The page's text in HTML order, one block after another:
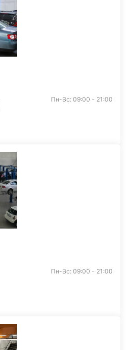
Пн-Вс: 09:00 - 21:00
Пн-Вс: 09:00 - 21:00